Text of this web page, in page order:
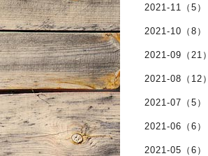
2021-11（5）
2021-10（8）
2021-09（21）
2021-08（12）
2021-07（5）
2021-06（6）
2021-05（6）